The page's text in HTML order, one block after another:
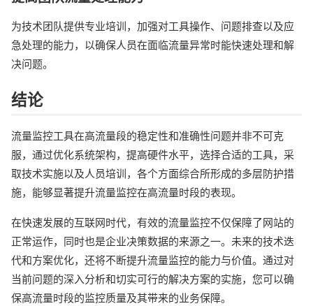
为技术团队提供专业培训，加强对工具操作、问题排查以及应
急处理的能力，以确保人员在面临流量异常时能快速处理和解
决问题。
结论
流量监控工具在高流量段的稳定性和准确性问题并非不可克
服，通过优化系统架构，提高硬件水平，选择合适的工具，采
取技术实施以及人员培训，各个方面综合所形成的多层防护措
施，能够显著提升流量监控在高流量时段的表现。
在快速发展的互联网时代，有效的流量监控不仅保障了网站的
正常运作，同时也是企业决策数据的来源之一。未来的技术迭
代和方案优化，还将不断提升流量监控的能力与价值。通过对
当前问题的深入分析和切实可行的解决方案的实施，您可以确
保高流量时段的监控质量及其带来的业务保障。